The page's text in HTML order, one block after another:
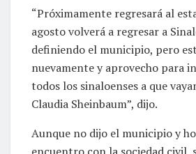
“Próximamente regresará al
agosto volverá a regresar a
definiendo el municipio, pero
nuevamente y aprovecho para
todos los sinaloenses a que
Claudia Sheinbaum”, dijo.
Aunque no dijo el municipio y